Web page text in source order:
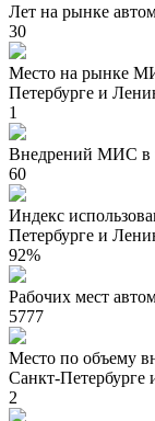
Лет на рынке
30
Место на рынке
Петербурге и
1
Внедрений МИС в
60
Индекс
Петербурге и
92%
Рабочих мест
5777
Место по объему
Санкт-Петербурге
2